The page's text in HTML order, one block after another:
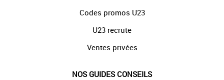
Codes promos U23
U23 recrute
Ventes privées
NOS GUIDES CONSEILS